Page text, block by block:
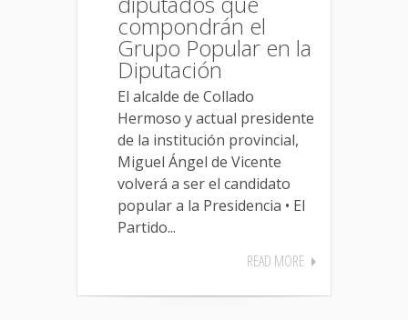
compondrán el
Grupo Popular en la
Diputación
El alcalde de Collado
Hermoso y actual presidente
de la institución provincial,
Miguel Ángel de Vicente
volverá a ser el candidato
popular a la Presidencia • El
Partido...
READ MORE